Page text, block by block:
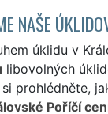
NAŠE
úklidu v
libovolných
prohlédněte,
Poříčí